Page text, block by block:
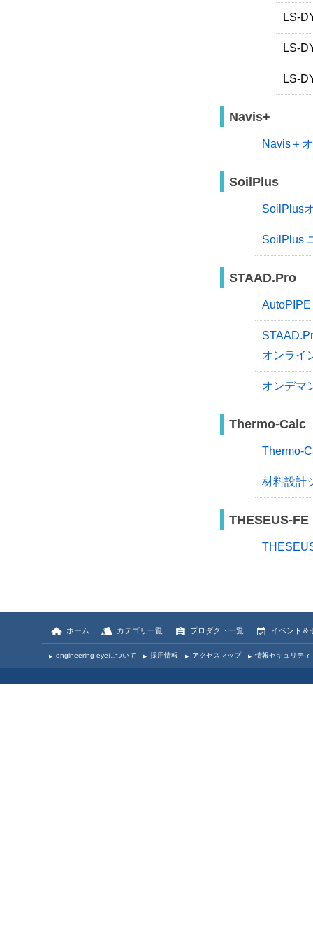
LS-
LS-
LS-
Navis+
Navis＋
SoilPlus
SoilPlus
SoilPlus
STAAD.Pro
オンライ
オンデマ
Thermo-Calc
Thermo-
材料設計
THESEUS-FE
ホーム カテゴリ一覧 プロダクト一覧 イベント＆
engineering-eyeについて 採用情報 アクセスマップ 情報セキュリテ